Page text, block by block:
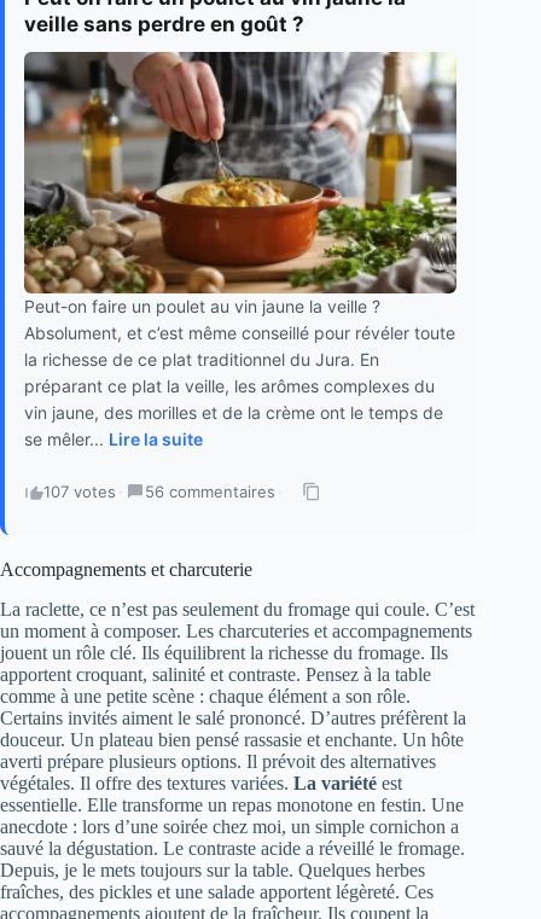
veille sans perdre en goût ?
Peut-on faire un poulet au vin jaune la veille ?
Absolument, et c’est même conseillé pour révéler toute
la richesse de ce plat traditionnel du Jura. En
préparant ce plat la veille, les arômes complexes du
vin jaune, des morilles et de la crème ont le temps de
se mêler... Lire la suite
107 votes · 56 commentaires ·
Accompagnements et charcuterie
La raclette, ce n’est pas seulement du fromage qui coule. C’est
un moment à composer. Les charcuteries et accompagnements
jouent un rôle clé. Ils équilibrent la richesse du fromage. Ils
apportent croquant, salinité et contraste. Pensez à la table
comme à une petite scène : chaque élément a son rôle.
Certains invités aiment le salé prononcé. D’autres préfèrent la
douceur. Un plateau bien pensé rassasie et enchante. Un hôte
averti prépare plusieurs options. Il prévoit des alternatives
végétales. Il offre des textures variées. La variété est
essentielle. Elle transforme un repas monotone en festin. Une
anecdote : lors d’une soirée chez moi, un simple cornichon a
sauvé la dégustation. Le contraste acide a réveillé le fromage.
Depuis, je le mets toujours sur la table. Quelques herbes
fraîches, des pickles et une salade apportent légèreté. Ces
accompagnements ajoutent de la fraîcheur. Ils coupent la